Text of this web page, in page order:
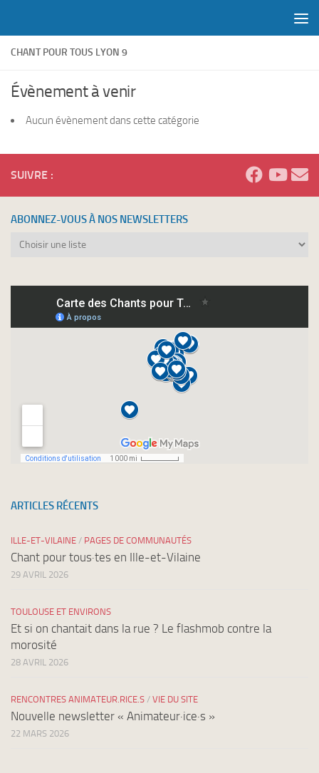
CHANT POUR TOUS LYON 9
Évènement à venir
Aucun évènement dans cette catégorie
SUIVRE :
ABONNEZ-VOUS À NOS NEWSLETTERS
Abonnez-
newsletters
ARTICLES RÉCENTS
ILLE-ET-VILAINE / PAGES DE COMMUNAUTÉS
Chant pour tous·tes en Ille-et-Vilaine
29 AVRIL 2026
TOULOUSE ET ENVIRONS
Et si on chantait dans la rue ? Le flashmob contre la
morosité
28 AVRIL 2026
RENCONTRES ANIMATEUR.RICE.S / VIE DU SITE
Nouvelle newsletter « Animateur·ice·s »
22 MARS 2026